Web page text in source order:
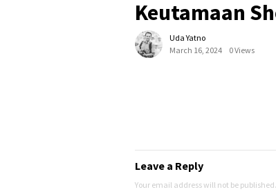
Keutamaan
Uda Yatno
March 16, 2024
0 Views
Leave a Reply
Your email address will not be published.